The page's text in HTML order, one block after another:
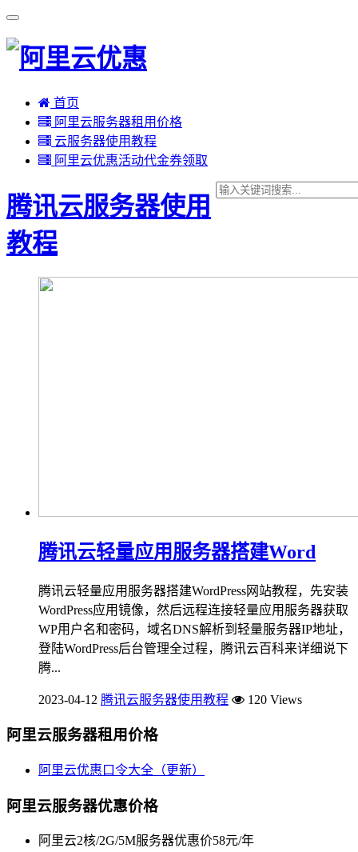
首页
阿里云服务器租用价格
云服务器使用教程
阿里云优惠活动代金券领取
腾讯云服务器使用
教程
腾讯云轻量应用服务器搭建Word
腾讯云轻量应用服务器搭建WordPress网站教程，先安装
WordPress应用镜像，然后远程连接轻量应用服务器获取
WP用户名和密码，域名DNS解析到轻量服务器IP地址，
登陆WordPress后台管理全过程，腾讯云百科来详细说下
腾...
2023-04-12 腾讯云服务器使用教程 120 Views
阿里云服务器租用价格
阿里云优惠口令大全（更新）
阿里云服务器优惠价格
阿里云2核/2G/5M服务器优惠价58元/年